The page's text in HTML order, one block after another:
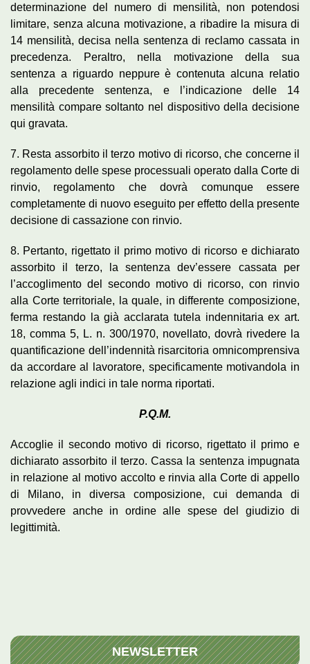
determinazione del numero di mensilità, non potendosi
limitare, senza alcuna motivazione, a ribadire la misura di
14 mensilità, decisa nella sentenza di reclamo cassata in
precedenza. Peraltro, nella motivazione della sua
sentenza a riguardo neppure è contenuta alcuna relatio
alla precedente sentenza, e l’indicazione delle 14
mensilità compare soltanto nel dispositivo della decisione
qui gravata.
7. Resta assorbito il terzo motivo di ricorso, che concerne il
regolamento delle spese processuali operato dalla Corte di
rinvio, regolamento che dovrà comunque essere
completamente di nuovo eseguito per effetto della presente
decisione di cassazione con rinvio.
8. Pertanto, rigettato il primo motivo di ricorso e dichiarato
assorbito il terzo, la sentenza dev’essere cassata per
l’accoglimento del secondo motivo di ricorso, con rinvio
alla Corte territoriale, la quale, in differente composizione,
ferma restando la già acclarata tutela indennitaria ex art.
18, comma 5, L. n. 300/1970, novellato, dovrà rivedere la
quantificazione dell’indennità risarcitoria omnicomprensiva
da accordare al lavoratore, specificamente motivandola in
relazione agli indici in tale norma riportati.
P.Q.M.
Accoglie il secondo motivo di ricorso, rigettato il primo e
dichiarato assorbito il terzo. Cassa la sentenza impugnata
in relazione al motivo accolto e rinvia alla Corte di appello
di Milano, in diversa composizione, cui demanda di
provvedere anche in ordine alle spese del giudizio di
legittimità.
NEWSLETTER